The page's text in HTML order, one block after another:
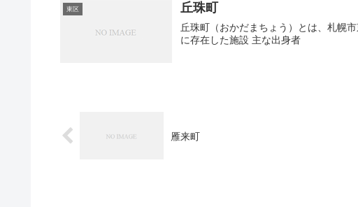
東区 丘珠町
丘珠町（おかだまちょう）とは、札幌
に存在した施設 主な出身者
雁来町